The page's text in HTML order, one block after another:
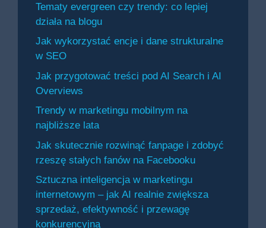
Tematy evergreen czy trendy: co lepiej
działa na blogu
Jak wykorzystać encje i dane strukturalne
w SEO
Jak przygotować treści pod AI Search i AI
Overviews
Trendy w marketingu mobilnym na
najbliższe lata
Jak skutecznie rozwinąć fanpage i zdobyć
rzeszę stałych fanów na Facebooku
Sztuczna inteligencja w marketingu
internetowym – jak AI realnie zwiększa
sprzedaż, efektywność i przewagę
konkurencyjną